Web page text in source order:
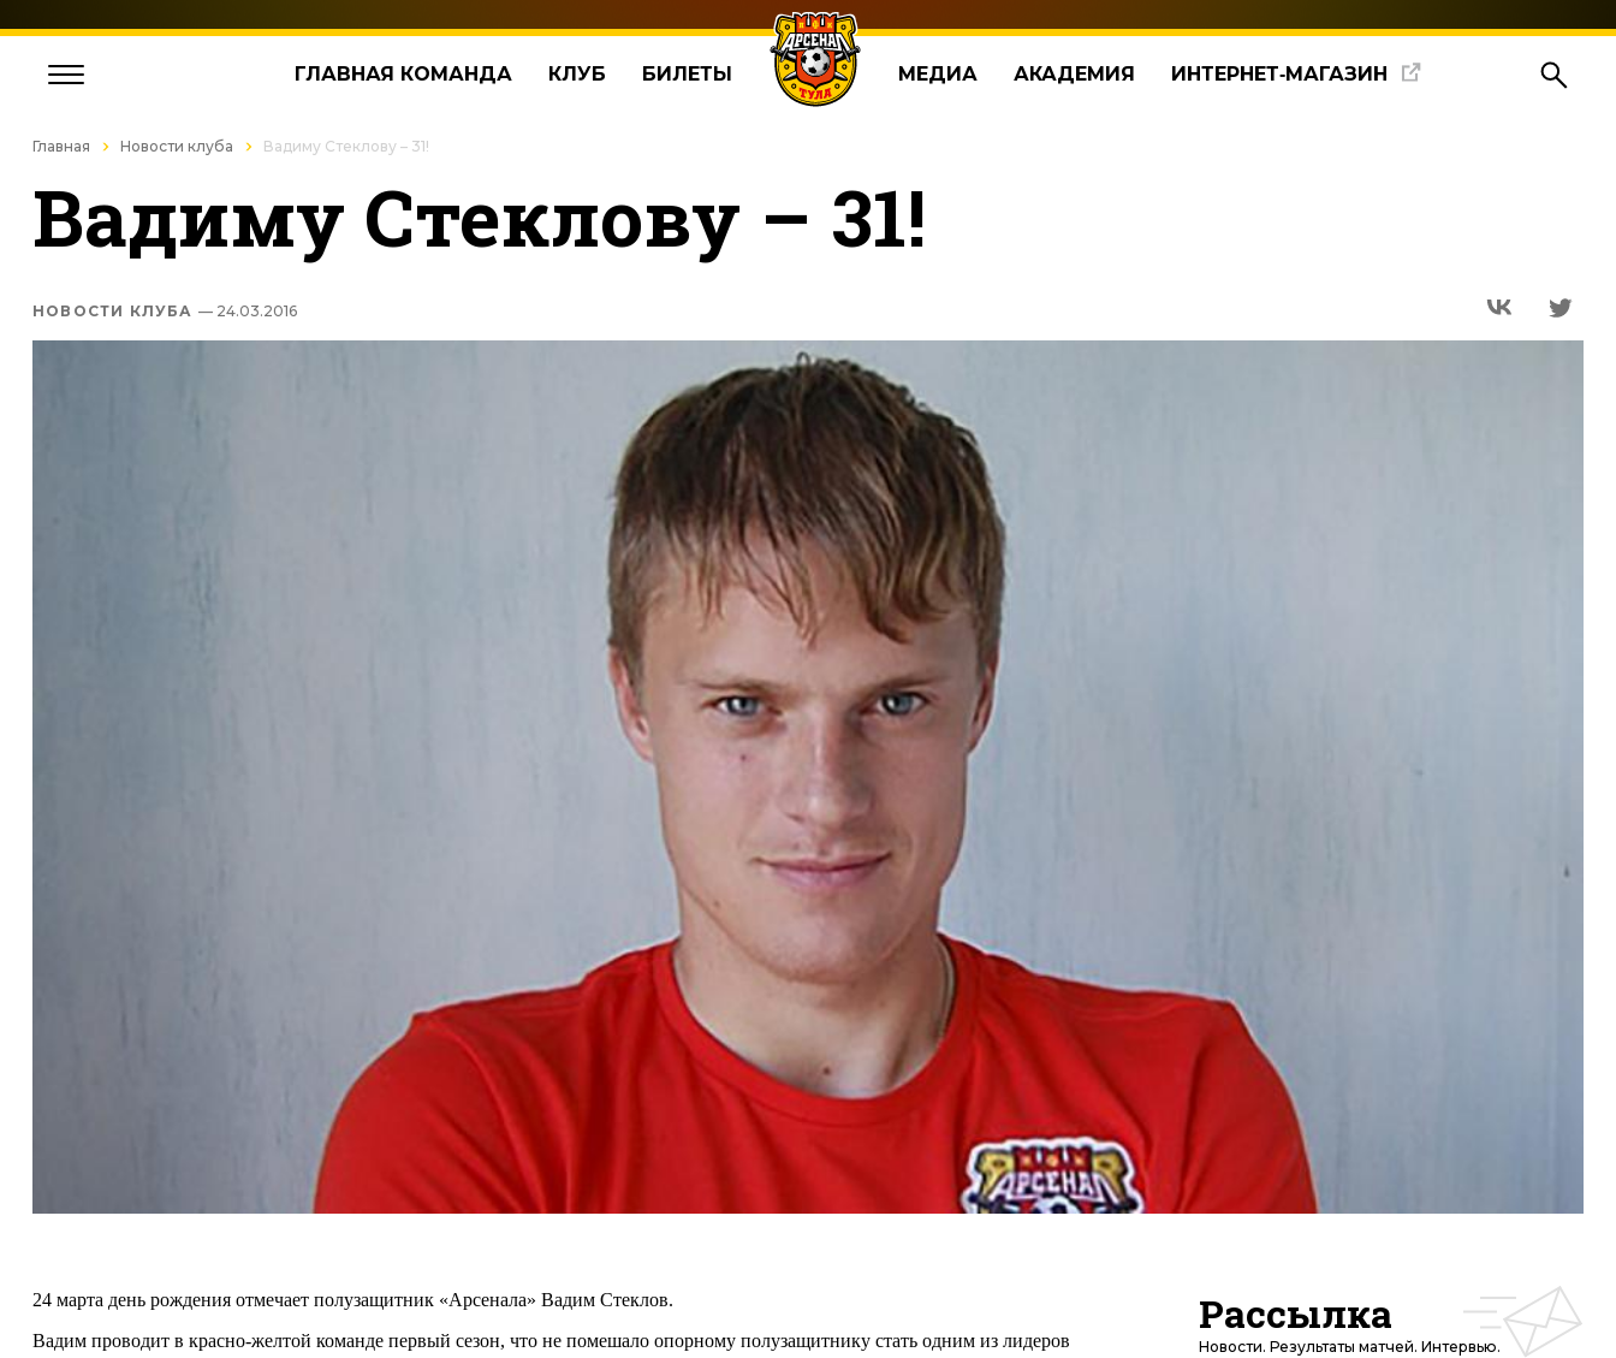
ГЛАВНАЯ КОМАНДА КЛУБ БИЛЕТЫ МЕДИА АКАДЕМИЯ ИНТЕРНЕТ‑МАГАЗИН
Главная Новости клуба Вадиму Стеклову – 31!
Вадиму Стеклову – 31!
НОВОСТИ КЛУБА — 24.03.2016
24 марта день рождения отмечает полузащитник «Арсенала» Вадим Стеклов.
Вадим проводит в красно-желтой команде первый сезон, что не помешало опорному полузащитнику стать одним из лидеров
Рассылка
Новости. Результаты матчей. Интервью.